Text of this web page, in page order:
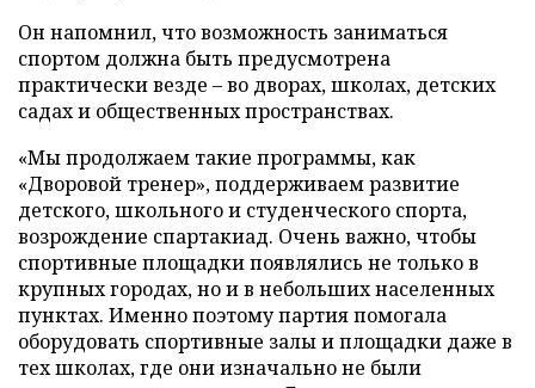
Он напомнил, что возможность заниматься
спортом должна быть предусмотрена
практически везде – во дворах, школах, детских
садах и общественных пространствах.
«Мы продолжаем такие программы, как
«Дворовой тренер», поддерживаем развитие
детского, школьного и студенческого спорта,
возрождение спартакиад. Очень важно, чтобы
спортивные площадки появлялись не только в
крупных городах, но и в небольших населенных
пунктах. Именно поэтому партия помогала
оборудовать спортивные залы и площадки даже в
тех школах, где они изначально не были